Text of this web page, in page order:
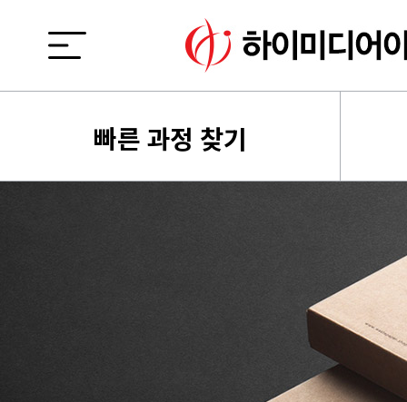
빠른 과정 찾기